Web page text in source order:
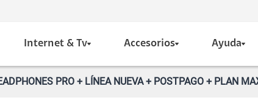
Internet & Tv Accesorios Ayuda
PRO + LÍNEA NUEVA + POSTPAGO + PLAN